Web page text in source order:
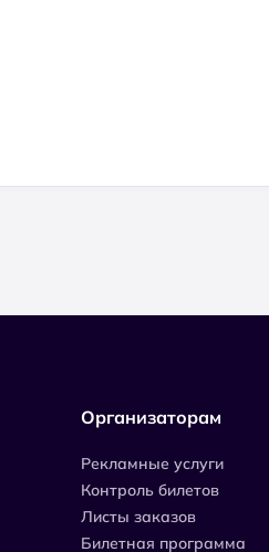
Организаторам
Рекламные услуги
Контроль билетов
Листы заказов
Билетная программа